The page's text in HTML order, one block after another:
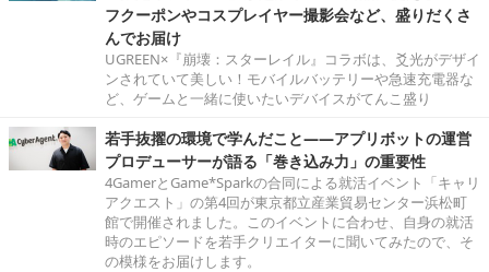
フクーポンやコスプレイヤー撮影会など、盛りだくさ
んでお届け
UGREEN×『崩壊：スターレイル』コラボは、爻光がデザイ
ンされていて美しい！モバイルバッテリーや急速充電器な
ど、ゲームと一緒に使いたいデバイスがてんこ盛り
若手抜擢の環境で学んだこと――アプリボットの運営
プロデューサーが語る「巻き込み力」の重要性
4GamerとGame*Sparkの合同による就活イベント「キャリ
アクエスト」の第4回が東京都立産業貿易センター浜松町
館で開催されました。このイベントに合わせ、自身の就活
時のエピソードを若手クリエイターに聞いてみたので、そ
の模様をお届けします。